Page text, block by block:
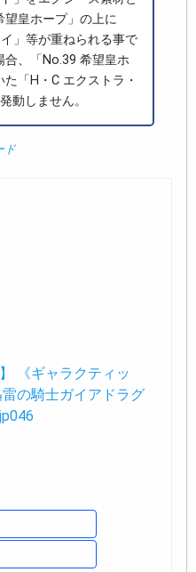
望皇ホープ」の上に
」等が重ねられる事で
合、「No.39 希望皇ホ
「H・C エクストラ・
動しません。
ド
《ギャラクティッ
の騎士ガイアドラグ